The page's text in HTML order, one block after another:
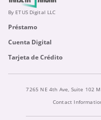
By ETUS Digital LLC
Préstamo
Cuenta Digital
Tarjeta de Crédito
7265 NE 4th Ave, Suite 102
Contact